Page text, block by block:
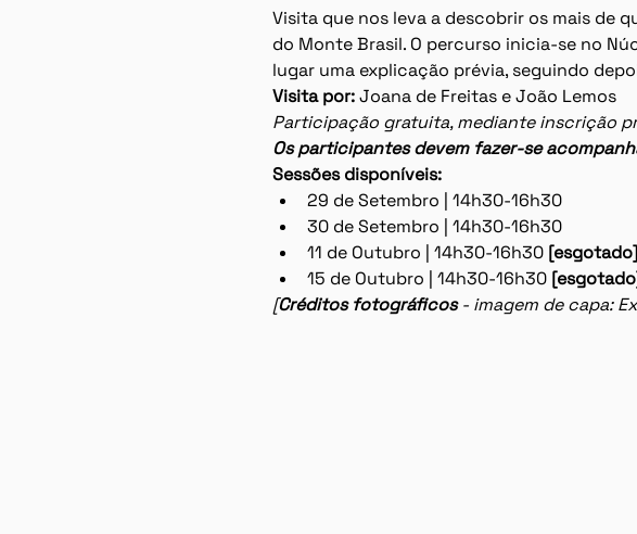
Visita que nos leva a descobrir os mais de
do Monte Brasil. O percurso inicia-se no
lugar uma explicação prévia, seguindo
Visita por: Joana de Freitas e João Lemos
Participação gratuita, mediante inscrição
Os participantes devem fazer-se
Sessões disponíveis:
29 de Setembro | 14h30-16h30
30 de Setembro | 14h30-16h30
11 de Outubro | 14h30-16h30 [esgotado]
15 de Outubro | 14h30-16h30
[Créditos fotográficos - imagem de capa: